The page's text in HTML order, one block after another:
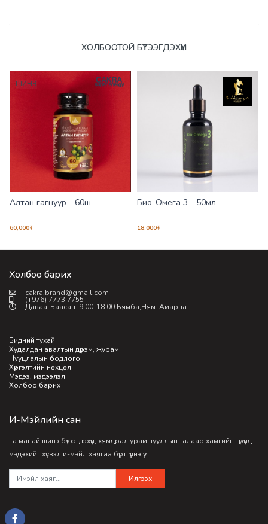
ХОЛБООТОЙ БҮТЭЭГДЭХҮҮН
ШИНЭ
Алтан гагнуур - 60ш
60,000₮
Био-Омега 3 - 50мл
18,000₮
Холбоо барих
cakra.brand@gmail.com
(+976) 7773 7755
Даваа-Баасан: 9:00-18:00 Бямба,Ням: Амарна
Бидний тухай
Худалдан авалтын дүрэм, журам
Нууцлалын бодлого
Хүргэлтийн нөхцөл
Мэдээ, мэдээлэл
Холбоо барих
И-Мэйлийн сан
Та манай шинэ бүтээгдэхүүн, хямдрал урамшууллын талаар хамгийн түрүүнд
мэдэхийг хүсвэл и-мэйл хаягаа бүртгүүлнэ үү.
Илгээх